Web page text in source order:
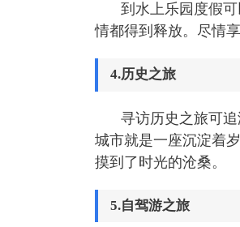
到水上乐园度假
情都得到释放。尽情
4.历史之旅
寻访历史之旅可
城市就是一座沉淀着
摸到了时光的沧桑。
5.自驾游之旅